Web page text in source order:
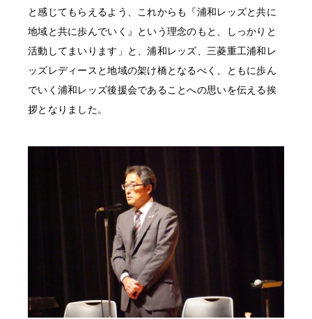
と感じてもらえるよう、これからも『浦和レッズと共に
地域と共に歩んでいく』という理念のもと、しっかりと
活動してまいります」と、浦和レッズ、三菱重工浦和レ
ッズレディースと地域の架け橋となるべく、ともに歩ん
でいく浦和レッズ後援会であることへの思いを伝える挨
拶となりました。